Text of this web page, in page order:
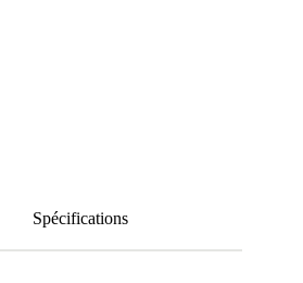
Spécifications